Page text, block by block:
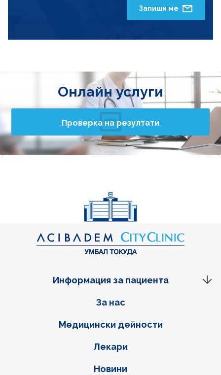
Запиши ме
Онлайн услуги
Проверка на резултати
Фуутер навигация
За нас
Медицински дейности
Лекари
Новини
Информация за пациента